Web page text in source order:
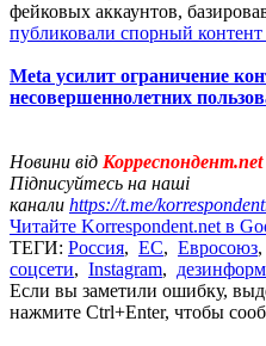
фейковых аккаунтов,
публиковали спорный
Meta усилит ограничение
несовершеннолетних
Новини від Корреспондент.net
Підписуйтесь на наші
канали https://t.me/
Читайте Korrespondent.net в
ТЕГИ: Россия, ЕС, Евросоюз,
соцсети, Instagram,
Если вы заметили ошибку,
нажмите Ctrl+Enter, чтобы